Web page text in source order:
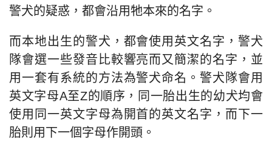
警犬的疑惑，都會沿用牠本來的名字。
而本地出生的警犬，都會使用英文名字，警犬
隊會選一些發音比較響亮而又簡潔的名字，並
用一套有系統的方法為警犬命名。警犬隊會用
英文字母A至Z的順序，同一胎出生的幼犬均會
使用同一英文字母為開首的英文名字，而下一
胎則用下一個字母作開頭。